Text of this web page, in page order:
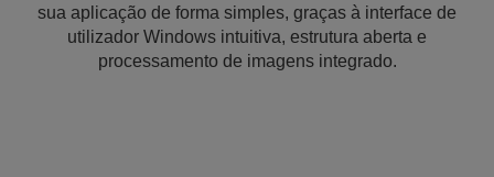
sua aplicação de forma simples, graças à interface de
utilizador Windows intuitiva, estrutura aberta e
processamento de imagens integrado.